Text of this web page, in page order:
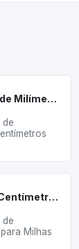
Conversor de Milímetros para Centímetros
de
Converter Centímetros para Milhas Náuticas
de
Milhas